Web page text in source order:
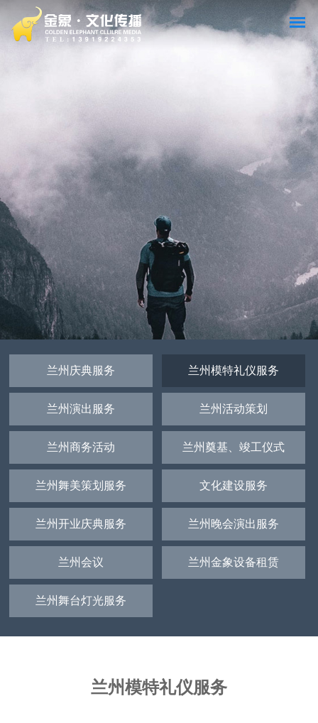
兰州庆典服务 兰州模特礼仪服务
兰州演出服务 兰州活动策划
兰州商务活动 兰州奠基、竣工仪式
兰州舞美策划服务 文化建设服务
兰州开业庆典服务 兰州晚会演出服务
兰州会议 兰州金象设备租赁
兰州舞台灯光服务
兰州模特礼仪服务